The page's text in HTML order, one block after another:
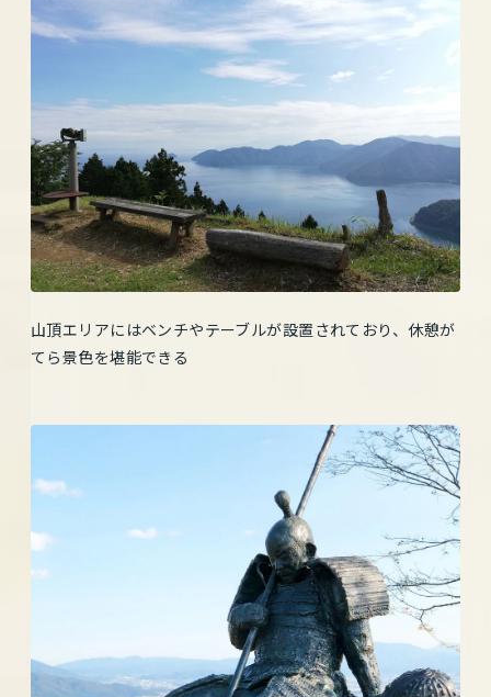
山頂エリアにはベンチやテーブルが設置されており、休憩が
てら景色を堪能できる